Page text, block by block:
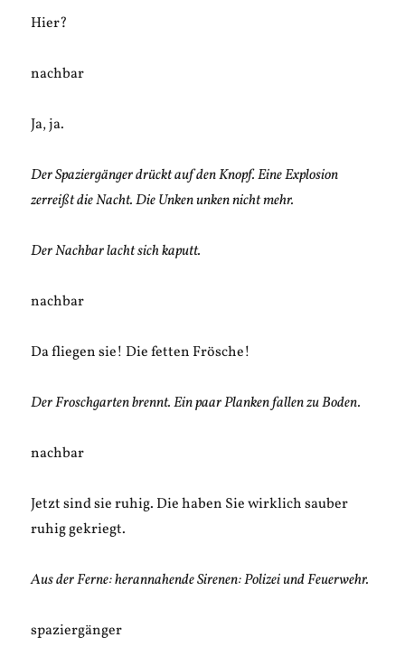
Hier?
nachbar
Ja, ja.
Der Spaziergänger drückt auf den Knopf. Eine Explosion
zerreißt die Nacht. Die Unken unken nicht mehr.
Der Nachbar lacht sich kaputt.
nachbar
Da fliegen sie! Die fetten Frösche!
Der Froschgarten brennt. Ein paar Planken fallen zu Boden.
nachbar
Jetzt sind sie ruhig. Die haben Sie wirklich sauber
ruhig gekriegt.
Aus der Ferne: herannahende Sirenen: Polizei und Feuerwehr.
spaziergänger